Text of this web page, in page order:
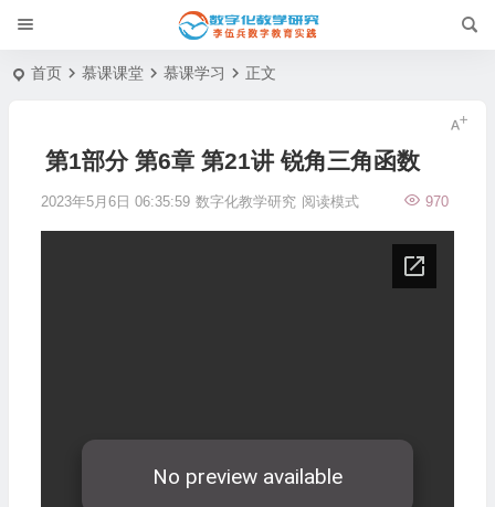
首页 慕课课堂 慕课学习 正文
第1部分 第6章 第21讲 锐角三角函数
2023年5月6日 06:35:59 数字化教学研究 970
阅读模式